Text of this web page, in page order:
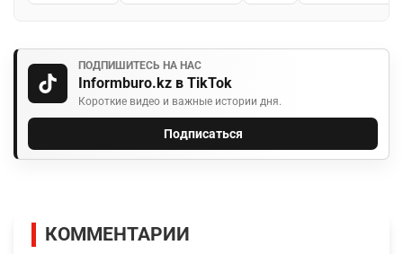
ПОДПИШИТЕСЬ НА НАС
Informburo.kz в TikTok
Короткие видео и важные истории дня.
Подписаться
КОММЕНТАРИИ